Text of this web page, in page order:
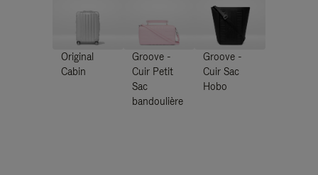
Original
Cabin
Groove -
Cuir Petit
Sac
bandoulière
Groove -
Cuir Sac
Hobo